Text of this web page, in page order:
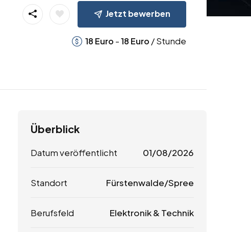
Jetzt bewerben
18 Euro -18 Euro / Stunde
Überblick
Datum veröffentlicht 01/08/2026
Standort Fürstenwalde/Spree
Berufsfeld Elektronik & Technik